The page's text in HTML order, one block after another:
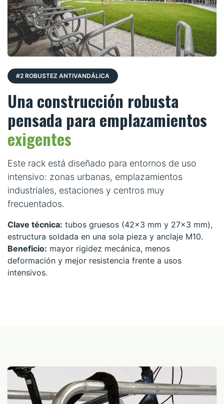
#2 ROBUSTEZ ANTIVANDÁLICA
Una construcción robusta
pensada para emplazamientos
exigentes
Este rack está diseñado para entornos de uso
intensivo: zonas urbanas, emplazamientos
industriales, estaciones y centros muy
frecuentados.
Clave técnica: tubos gruesos (42x3 mm y 27x3 mm),
estructura soldada en una sola pieza y anclaje M10.
Beneficio: mayor rigidez mecánica, menos
deformación y mejor resistencia frente a usos
intensivos.